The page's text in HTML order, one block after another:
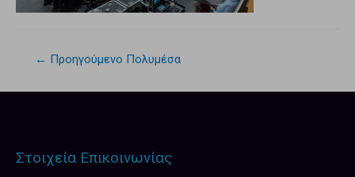
← Προηγούμενο Πολυμέσα
Στοιχεία Επικοινωνίας